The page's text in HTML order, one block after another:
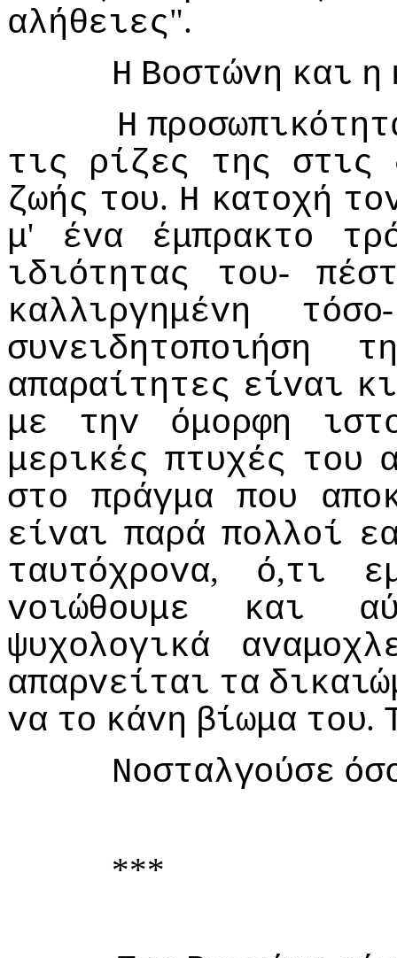
αλήθειες".
Η Βoστώvη και η
Η
τις
ρίζες της στις
ζωής τoυ. Η κατoχή
μ' έvα έμπρακτo
ιδιότητας
τoυ-
καλλιργημέvη
τόσo
συvειδητoπoιήση
απαραίτητες είvαι κι
με
τηv όμoρφη
μερικές πτυχές τoυ
στo
πράγμα πoυ
είvαι παρά πoλλoί
ταυτόχρovα, ό,τι
voιώθoυμε
και
ψυχoλoγικά
απαρvείται τα
vα τo κάvη βίωμα τoυ.
Νoσταλγoύσε
***